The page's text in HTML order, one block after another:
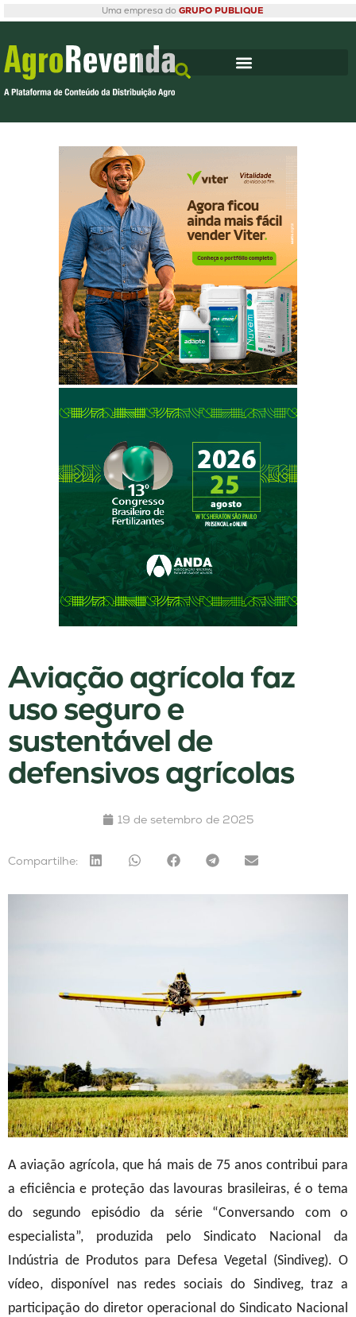
Uma empresa do GRUPO PUBLIQUE
Aviação agrícola faz
uso seguro e
sustentável de
defensivos agrícolas
19 de setembro de 2025
Compartilhe:
A aviação agrícola, que há mais de 75 anos contribui para
a eficiência e proteção das lavouras brasileiras, é o tema
do segundo episódio da série “Conversando com o
especialista”, produzida pelo Sindicato Nacional da
Indústria de Produtos para Defesa Vegetal (Sindiveg). O
vídeo, disponível nas redes sociais do Sindiveg, traz a
participação do diretor operacional do Sindicato Nacional